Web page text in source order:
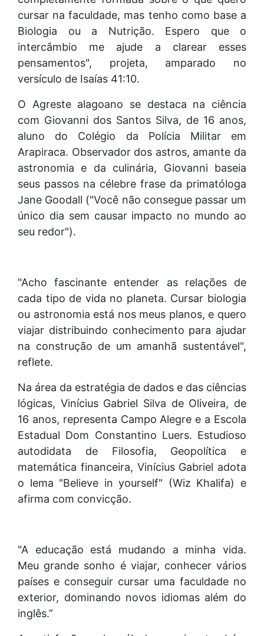
cursar na faculdade, mas tenho como base a
Biologia ou a Nutrição. Espero que o
intercâmbio me ajude a clarear esses
pensamentos", projeta, amparado no
versículo de Isaías 41:10.
O Agreste alagoano se destaca na ciência
com Giovanni dos Santos Silva, de 16 anos,
aluno do Colégio da Polícia Militar em
Arapiraca. Observador dos astros, amante da
astronomia e da culinária, Giovanni baseia
seus passos na célebre frase da primatóloga
Jane Goodall ("Você não consegue passar um
único dia sem causar impacto no mundo ao
seu redor").
"Acho fascinante entender as relações de
cada tipo de vida no planeta. Cursar biologia
ou astronomia está nos meus planos, e quero
viajar distribuindo conhecimento para ajudar
na construção de um amanhã sustentável",
reflete.
Na área da estratégia de dados e das ciências
lógicas, Vinícius Gabriel Silva de Oliveira, de
16 anos, representa Campo Alegre e a Escola
Estadual Dom Constantino Luers. Estudioso
autodidata de Filosofia, Geopolítica e
matemática financeira, Vinícius Gabriel adota
o lema "Believe in yourself" (Wiz Khalifa) e
afirma com convicção.
"A educação está mudando a minha vida.
Meu grande sonho é viajar, conhecer vários
países e conseguir cursar uma faculdade no
exterior, dominando novos idiomas além do
inglês.”